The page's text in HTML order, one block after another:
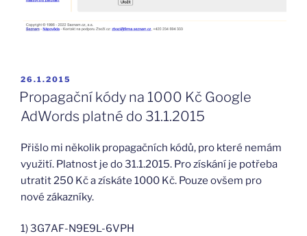
PUBLIKOVÁNO
26.1.2015
Propagační kódy na 1000 Kč Google
AdWords platné do 31.1.2015
Přišlo mi několik propagačních kódů, pro které nemám
využití. Platnost je do 31.1.2015. Pro získání je potřeba
utratit 250 Kč a získáte 1000 Kč. Pouze ovšem pro
nové zákazníky.
1) 3G7AF-N9E9L-6VPH